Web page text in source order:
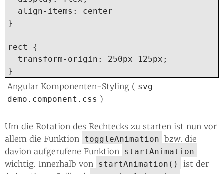
Angular Komponenten-Styling ( svg-
demo.component.css )
  align-items: center
}
rect {
  transform-origin: 250px 125px;
}
Um die Rotation des Rechtecks zu starten ist nun vor
allem die Funktion toggleAnimation bzw. die
davion aufgerufene Funktion startAnimation
wichtig. Innerhalb von startAnimation()
ist der